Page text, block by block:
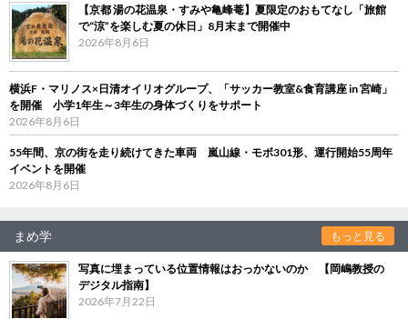
【京都 湯の花温泉・すみや亀峰菴】夏限定のおもてなし「旅館
で“涼”を楽しむ夏の休日」8月末まで開催中
2026年8月6日
横浜F・マリノス×日清オイリオグループ、「サッカー教室&食育講座 in 宮崎」
を開催 小学1年生～3年生の身体づくりをサポート
2026年8月6日
55年間、京の街を走り続けてきた車両 嵐山線・モボ301形、運行開始55周年
イベントを開催
2026年8月6日
まめ学 もっと見る
写真に埋まっている位置情報はおっかないのか 【岡嶋教授の
デジタル指南】
2026年7月22日